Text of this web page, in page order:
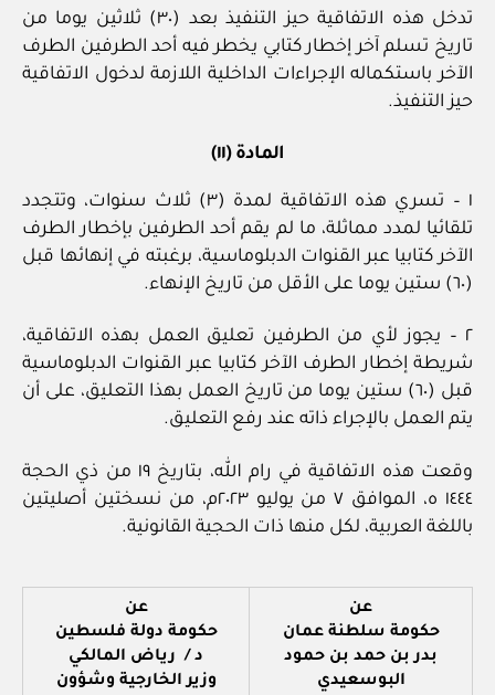
تدخل هذه الاتفاقية حيز التنفيذ بعد (٣٠) ثلاثين يوما من
تاريخ تسلم آخر إخطار كتابي يخطر فيه أحد الطرفين الطرف
الآخر باستكماله الإجراءات الداخلية اللازمة لدخول الاتفاقية
حيز التنفيذ.
المادة (١١)
١ – تسري هذه الاتفاقية لمدة (٣) ثلاث سنوات، وتتجدد
تلقائيا لمدد مماثلة، ما لم يقم أحد الطرفين بإخطار الطرف
الآخر كتابيا عبر القنوات الدبلوماسية، برغبته في إنهائها قبل
(٦٠) ستين يوما على الأقل من تاريخ الإنهاء.
٢ – يجوز لأي من الطرفين تعليق العمل بهذه الاتفاقية،
شريطة إخطار الطرف الآخر كتابيا عبر القنوات الدبلوماسية
قبل (٦٠) ستين يوما من تاريخ العمل بهذا التعليق، على أن
يتم العمل بالإجراء ذاته عند رفع التعليق.
وقعت هذه الاتفاقية في رام الله، بتاريخ ١٩ من ذي الحجة
١٤٤٤ ه، الموافق ٧ من يوليو ٢٠٢٣م، من نسختين أصليتين
باللغة العربية، لكل منها ذات الحجية القانونية.
عن
حكومة سلطنة عمان
بدر بن حمد بن حمود
البوسعيدي
عن
حكومة دولة فلسطين
د / رياض المالكي
وزير الخارجية وشؤون